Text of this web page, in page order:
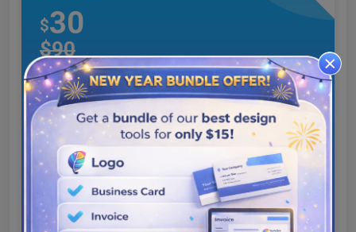
$30
$90
Görüntü çözünürlüğü
Resim Formatı (PNG, JPG, PDF, Vektör SVG)
Şeffaf ve Beyaz Arka Plan
Değişiklik Yapın ve Yeniden İndirin
Özel Logo
Kartvizit
Fatura şablonu
E-posta İmzası